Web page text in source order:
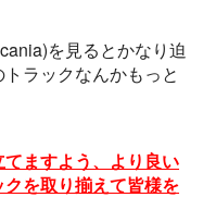
を見るとかなり迫
ラックなんかもっと
ますよう、より良い
を取り揃えて皆様を